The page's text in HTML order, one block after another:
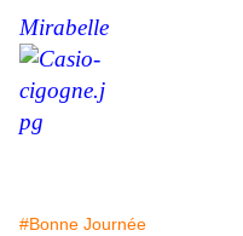
Mirabelle
#Bonne Journée